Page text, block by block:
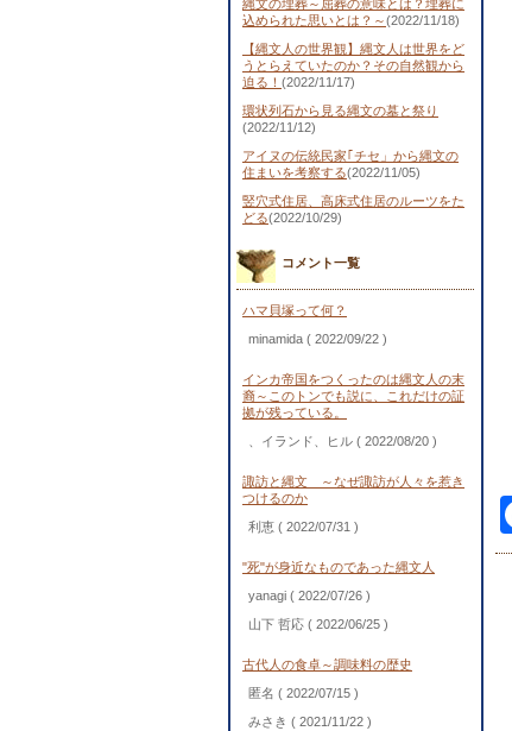
縄文の埋葬～屈葬の意味とは？埋葬に
込められた思いとは？～(2022/11/18)
【縄文人の世界観】縄文人は世界をど
うとらえていたのか？その自然観から
迫る！ (2022/11/17)
環状列石から見る縄文の墓と祭り
(2022/11/12)
アイヌの伝統民家｢チセ」から縄文の
住まいを考察する(2022/11/05)
竪穴式住居、高床式住居のルーツをた
どる(2022/10/29)
コメント一覧
ハマ貝塚って何？
minamida ( 2022/09/22 )
インカ帝国をつくったのは縄文人の末
裔～このトンでも説に、これだけの証
拠が残っている。
、イランド、ヒル ( 2022/08/20 )
諏訪と縄文 ～なぜ諏訪が人々を惹き
つけるのか
利恵 ( 2022/07/31 )
"死"が身近なものであった縄文人
yanagi ( 2022/07/26 )
山下 哲応 ( 2022/06/25 )
古代人の食卓～調味料の歴史
匿名 ( 2022/07/15 )
みさき ( 2021/11/22 )